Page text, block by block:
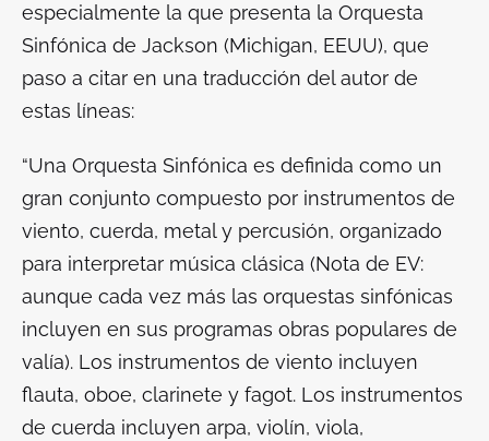
especialmente la que presenta la Orquesta
Sinfónica de Jackson (Michigan, EEUU), que
paso a citar en una traducción del autor de
estas líneas:
“Una Orquesta Sinfónica es definida como un
gran conjunto compuesto por instrumentos de
viento, cuerda, metal y percusión, organizado
para interpretar música clásica (Nota de EV:
aunque cada vez más las orquestas sinfónicas
incluyen en sus programas obras populares de
valía). Los instrumentos de viento incluyen
flauta, oboe, clarinete y fagot. Los instrumentos
de cuerda incluyen arpa, violín, viola,